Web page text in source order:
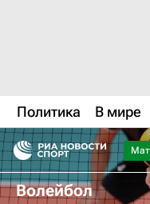
Политика В мире
Волейбол